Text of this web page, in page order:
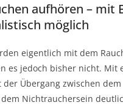
aufhören – mit
möglich
eigentlich mit dem
es jedoch bisher nicht. Mit
der Übergang zwischen dem
Nichtrauchersein